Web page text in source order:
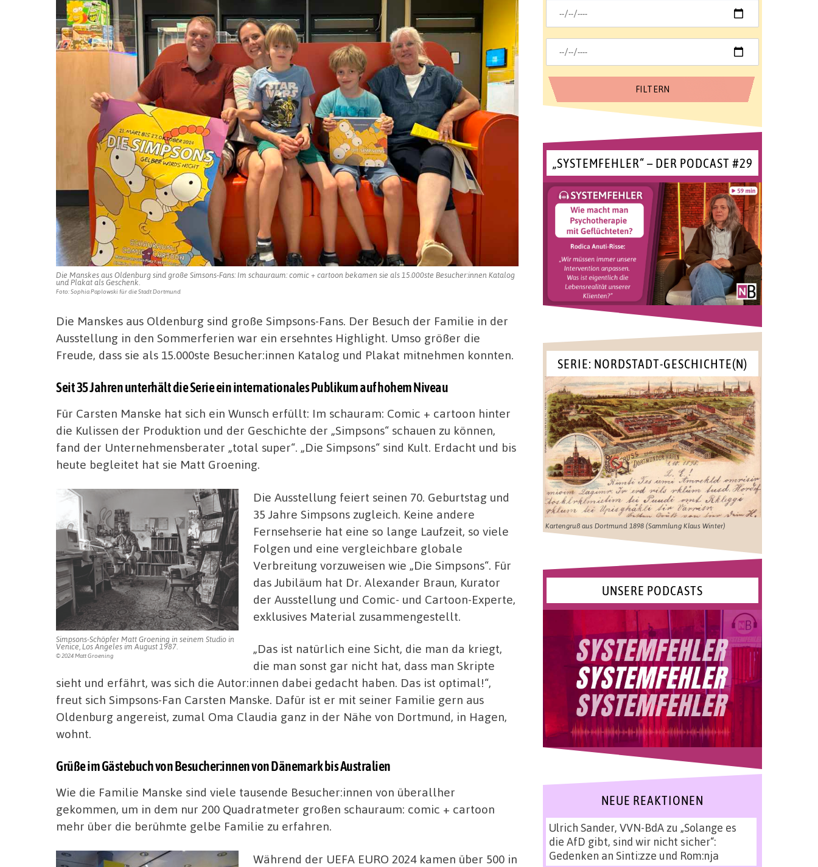
Die Manskes aus Oldenburg sind große Simsons-Fans: Im schauraum: comic + cartoon bekamen sie als 15.000ste Besucher:innen Katalog
und Plakat als Geschenk.
Foto: Sophia Paplowski für die Stadt Dortmund
Die Manskes aus Oldenburg sind große Simpsons-Fans. Der Besuch der Familie in der
Ausstellung in den Sommerferien war ein ersehntes Highlight. Umso größer die
Freude, dass sie als 15.000ste Besucher:innen Katalog und Plakat mitnehmen konnten.
Seit 35 Jahren unterhält die Serie ein internationales Publikum auf hohem Niveau
Für Carsten Manske hat sich ein Wunsch erfüllt: Im schauram: Comic + cartoon hinter
die Kulissen der Produktion und der Geschichte der „Simpsons“ schauen zu können,
fand der Unternehmensberater „total super“. „Die Simpsons“ sind Kult. Erdacht und bis
heute begleitet hat sie Matt Groening.
Simpsons-Schöpfer Matt Groening in seinem Studio in
Venice, Los Angeles im August 1987.
© 2024 Matt Groening
Die Ausstellung feiert seinen 70. Geburtstag und
35 Jahre Simpsons zugleich. Keine andere
Fernsehserie hat eine so lange Laufzeit, so viele
Folgen und eine vergleichbare globale
Verbreitung vorzuweisen wie „Die Simpsons“. Für
das Jubiläum hat Dr. Alexander Braun, Kurator
der Ausstellung und Comic- und Cartoon-Experte,
exklusives Material zusammengestellt.
„Das ist natürlich eine Sicht, die man da kriegt,
die man sonst gar nicht hat, dass man Skripte
sieht und erfährt, was sich die Autor:innen dabei gedacht haben. Das ist optimal!“,
freut sich Simpsons-Fan Carsten Manske. Dafür ist er mit seiner Familie gern aus
Oldenburg angereist, zumal Oma Claudia ganz in der Nähe von Dortmund, in Hagen,
wohnt.
Grüße im Gästebuch von Besucher:innen von Dänemark bis Australien
Wie die Familie Manske sind viele tausende Besucher:innen von überallher
gekommen, um in dem nur 200 Quadratmeter großen schauraum: comic + cartoon
mehr über die berühmte gelbe Familie zu erfahren.
Während der UEFA EURO 2024 kamen über 500 in
„SYSTEMFEHLER“ – DER PODCAST #29
SERIE: NORDSTADT-GESCHICHTE(N)
Kartengruß aus Dortmund 1898 (Sammlung Klaus Winter)
UNSERE PODCASTS
NEUE REAKTIONEN
Ulrich Sander, VVN-BdAzu „Solange es
die AfD gibt, sind wir nicht sicher“:
Gedenken an Sinti:zze und Rom:nja